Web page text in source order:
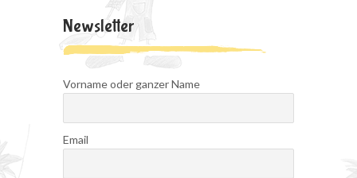
Newsletter
Vorname oder ganzer Name
Email